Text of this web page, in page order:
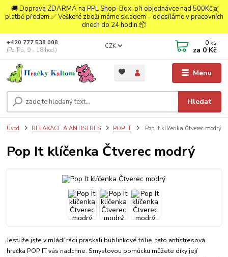
🚚 Doprava ZDARMA na PPL Shop-Box, při objednávce nad 500Kč a
platbě předem.✅ Veškeré zboží máme skladem – odesíláme v pracovních
dnech do 24 hodin.📦
Menu
CZK
Hledat
+420 777 538 008
(Po-Pá, 9 - 18 hod.)
0 ks
za 0 Kč
Úvod RELAXACE A ANTISTRES POP IT Pop It klíčenka Čtverec modrý
Pop It klíčenka Čtverec modrý
Jestliže jste v mládí rádi praskali bublinkové fólie, tato antistresová
hračka POP IT vás nadchne. Smyslovou pomůcku můžete díky její